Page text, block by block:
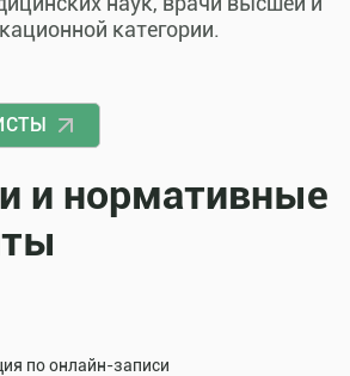
категории.
и нормативные
по онлайн-записи